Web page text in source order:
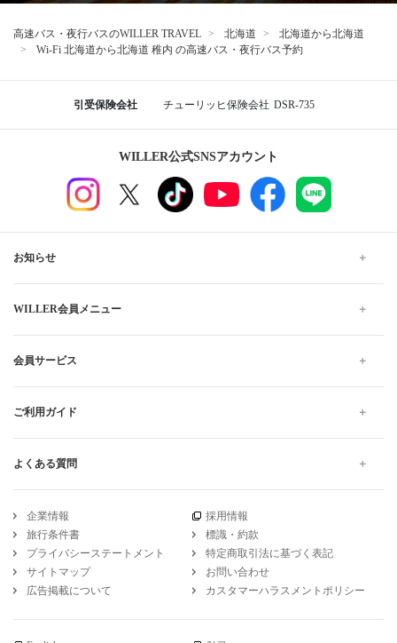
高速バス・夜行バスのWILLER TRAVEL 北海道
北海道から北海道
Wi-Fi 北海道から北海道 稚内 の高速バス・夜行バス予約
引受保険会社 チューリッヒ保険会社 DSR-735
WILLER公式SNSアカウント
お知らせ
WILLER会員メニュー
会員サービス
ご利用ガイド
よくある質問
企業情報
採用情報
旅行条件書
標識・約款
プライバシーステートメント
特定商取引法に基づく表記
サイトマップ
お問い合わせ
広告掲載について
カスタマーハラスメントポリシー